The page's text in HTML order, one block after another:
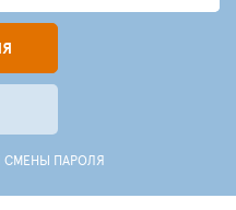
СМЕНЫ ПАРОЛЯ